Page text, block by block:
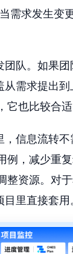
需求发生变
队。如果
需求提出
也比较合适
，信息流转
例，减少重
整资源。对
里直接套用